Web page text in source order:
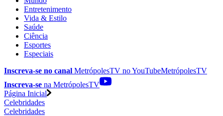
Entretenimento
Vida & Estilo
Saúde
Ciência
Esportes
Especiais
Inscreva-se no canal MetrópolesTV noYouTubeMetrópolesTV
Inscreva-se na MetrópolesTV
Página Inicial
Celebridades
Celebridades